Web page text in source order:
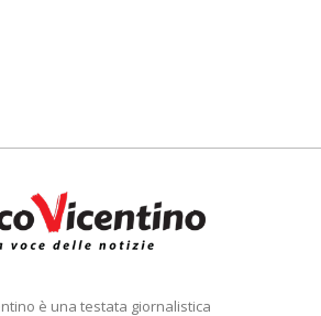
è una testata giornalistica